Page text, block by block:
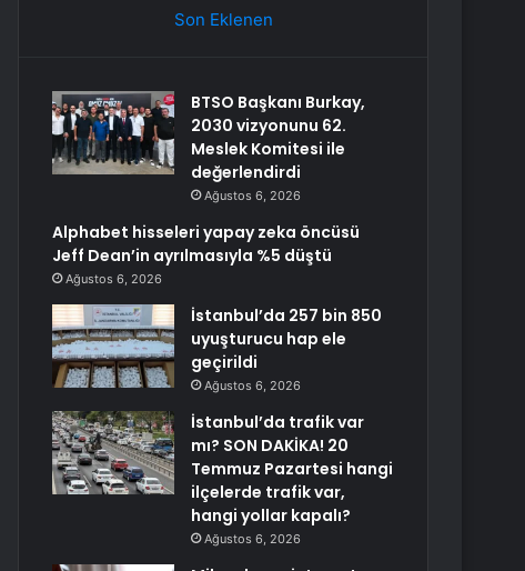
Son Eklenen
BTSO Başkanı Burkay,
2030 vizyonunu 62.
Meslek Komitesi ile
değerlendirdi
Ağustos 6, 2026
Alphabet hisseleri yapay zeka öncüsü
Jeff Dean’in ayrılmasıyla %5 düştü
Ağustos 6, 2026
İstanbul’da 257 bin 850
uyuşturucu hap ele
geçirildi
Ağustos 6, 2026
İstanbul’da trafik var
mı? SON DAKİKA! 20
Temmuz Pazartesi hangi
ilçelerde trafik var,
hangi yollar kapalı?
Ağustos 6, 2026